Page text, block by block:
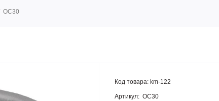
ОС30
Код товара: km-122
Артикул: ОС30